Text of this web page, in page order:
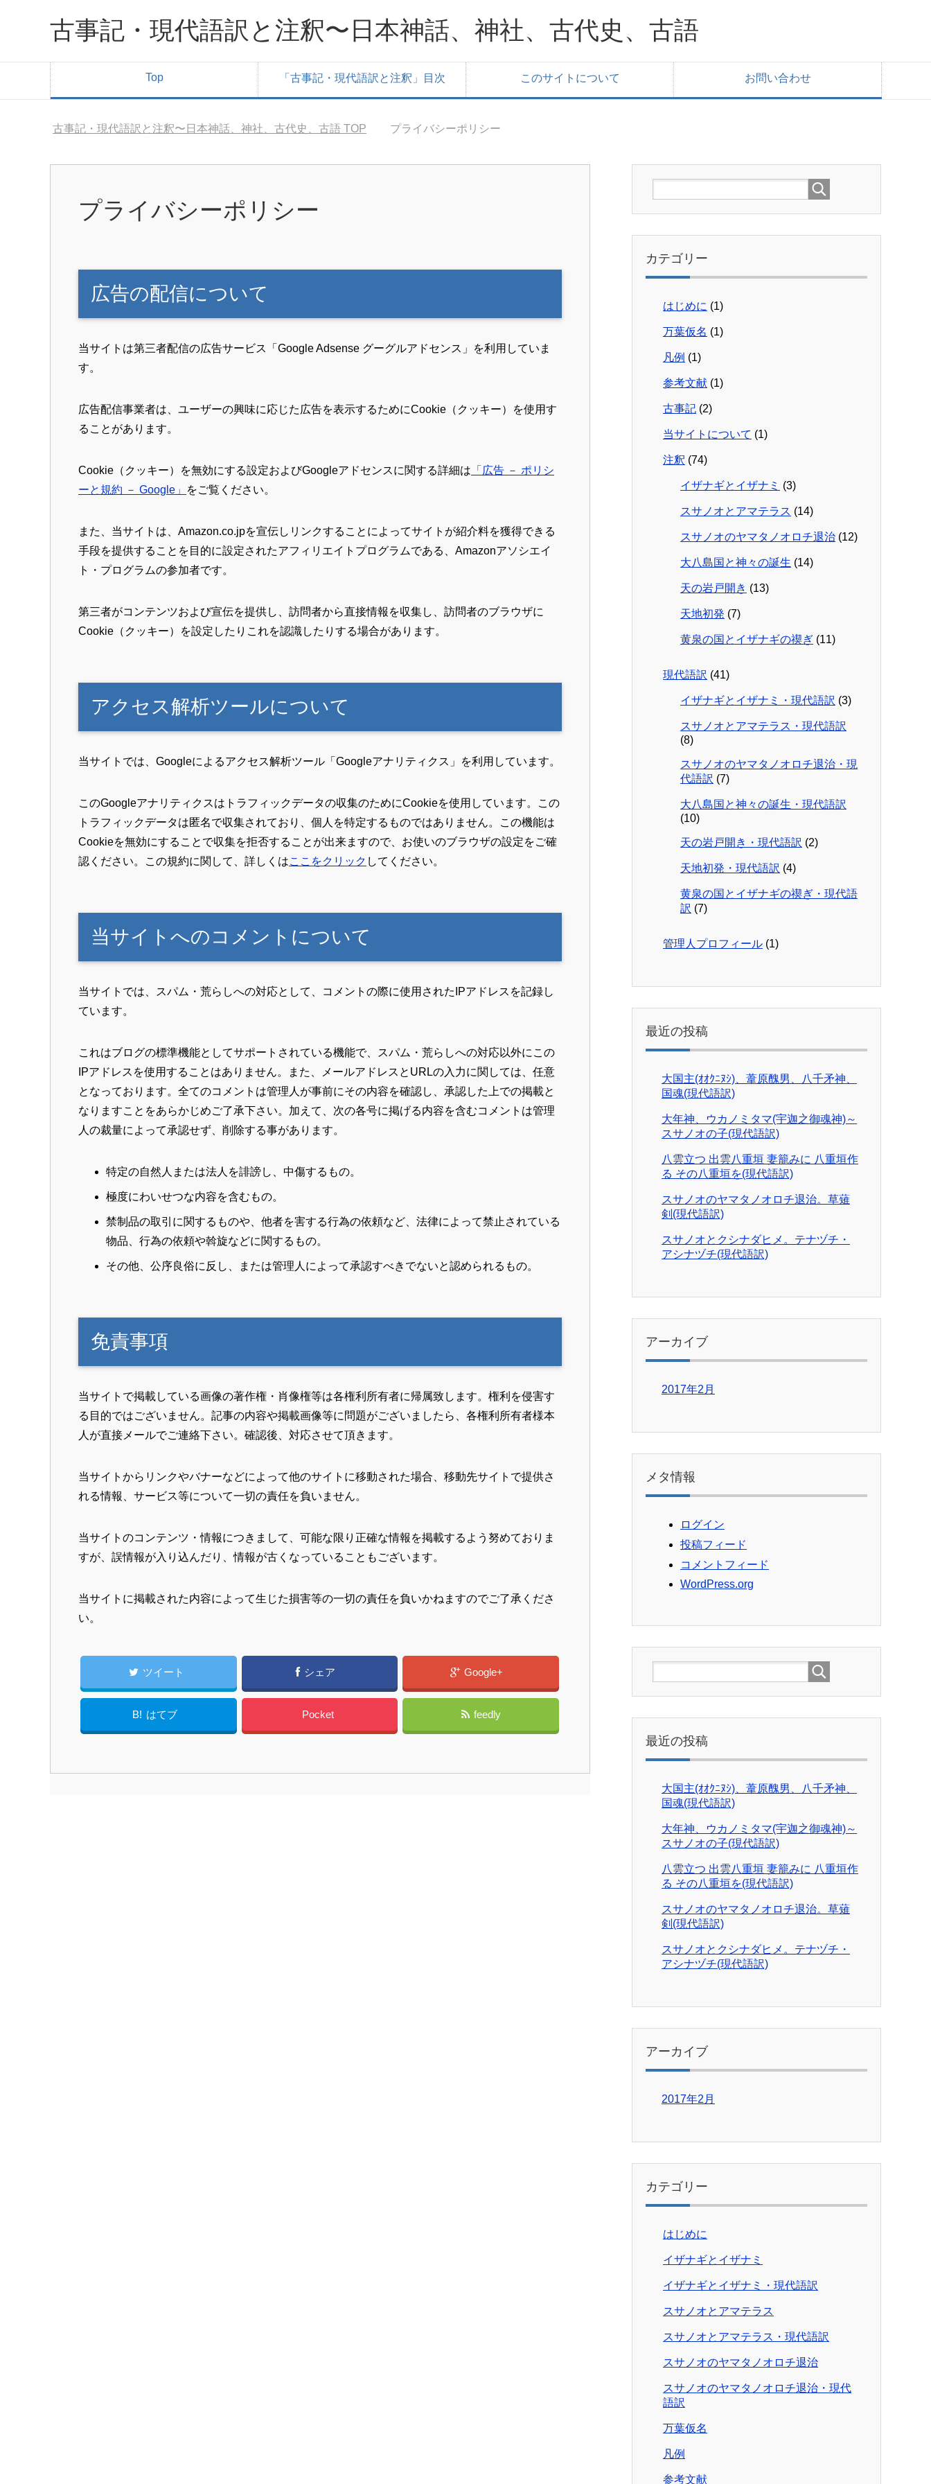
古事記・現代語訳と注釈〜日本神話、神社、古代史、古語
Top 「古事記・現代語訳と注釈」目次 このサイトについて お問い合わせ
古事記・現代語訳と注釈〜日本神話、神社、古代史、古語 TOP プライバシーポリシー
プライバシーポリシー
広告の配信について
当サイトは第三者配信の広告サービス「Google Adsense グーグルアドセンス」を利用していま
す。
広告配信事業者は、ユーザーの興味に応じた広告を表示するためにCookie（クッキー）を使用す
ることがあります。
Cookie（クッキー）を無効にする設定およびGoogleアドセンスに関する詳細は 「広告 － ポリシ
ーと規約 － Google」
をご覧ください。
また、当サイトは、Amazon.co.jpを宣伝しリンクすることによってサイトが紹介料を獲得できる
手段を提供することを目的に設定されたアフィリエイトプログラムである、Amazonアソシエイ
ト・プログラムの参加者です。
第三者がコンテンツおよび宣伝を提供し、訪問者から直接情報を収集し、訪問者のブラウザに
Cookie（クッキー）を設定したりこれを認識したりする場合があります。
アクセス解析ツールについて
当サイトでは、Googleによるアクセス解析ツール「Googleアナリティクス」を利用しています。
このGoogleアナリティクスはトラフィックデータの収集のためにCookieを使用しています。この
トラフィックデータは匿名で収集されており、個人を特定するものではありません。この機能は
Cookieを無効にすることで収集を拒否することが出来ますので、お使いのブラウザの設定をご確
認ください。この規約に関して、詳しくはここをクリック してください。
当サイトへのコメントについて
当サイトでは、スパム・荒らしへの対応として、コメントの際に使用されたIPアドレスを記録し
ています。
これはブログの標準機能としてサポートされている機能で、スパム・荒らしへの対応以外にこの
IPアドレスを使用することはありません。また、メールアドレスとURLの入力に関しては、任意
となっております。全てのコメントは管理人が事前にその内容を確認し、承認した上での掲載と
なりますことをあらかじめご了承下さい。加えて、次の各号に掲げる内容を含むコメントは管理
人の裁量によって承認せず、削除する事があります。
特定の自然人または法人を誹謗し、中傷するもの。
極度にわいせつな内容を含むもの。
禁制品の取引に関するものや、他者を害する行為の依頼など、法律によって禁止されている
物品、行為の依頼や斡旋などに関するもの。
その他、公序良俗に反し、または管理人によって承認すべきでないと認められるもの。
免責事項
当サイトで掲載している画像の著作権・肖像権等は各権利所有者に帰属致します。権利を侵害す
る目的ではございません。記事の内容や掲載画像等に問題がございましたら、各権利所有者様本
人が直接メールでご連絡下さい。確認後、対応させて頂きます。
当サイトからリンクやバナーなどによって他のサイトに移動された場合、移動先サイトで提供さ
れる情報、サービス等について一切の責任を負いません。
当サイトのコンテンツ・情報につきまして、可能な限り正確な情報を掲載するよう努めておりま
すが、誤情報が入り込んだり、情報が古くなっていることもございます。
当サイトに掲載された内容によって生じた損害等の一切の責任を負いかねますのでご了承くださ
い。
ツイート シェア Google+
B! はてブ Pocket feedly
カテゴリー
はじめに (1)
万葉仮名 (1)
凡例 (1)
参考文献 (1)
古事記 (2)
当サイトについて (1)
注釈 (74)
イザナギとイザナミ (3)
スサノオとアマテラス (14)
スサノオのヤマタノオロチ退治 (12)
大八島国と神々の誕生 (14)
天の岩戸開き (13)
天地初発 (7)
黄泉の国とイザナギの禊ぎ (11)
現代語訳 (41)
イザナギとイザナミ・現代語訳 (3)
スサノオとアマテラス・現代語訳
(8)
スサノオのヤマタノオロチ退治・現
代語訳 (7)
大八島国と神々の誕生・現代語訳
(10)
天の岩戸開き・現代語訳 (2)
天地初発・現代語訳 (4)
黄泉の国とイザナギの禊ぎ・現代語
訳 (7)
管理人プロフィール (1)
最近の投稿
大国主(ｵｵｸﾆﾇｼ)、葦原醜男、八千矛神、
国魂(現代語訳)
大年神、ウカノミタマ(宇迦之御魂神)～
スサノオの子(現代語訳)
八雲立つ 出雲八重垣 妻籠みに 八重垣作
る その八重垣を(現代語訳)
スサノオのヤマタノオロチ退治。草薙
剣(現代語訳)
スサノオとクシナダヒメ。テナヅチ・
アシナヅチ(現代語訳)
アーカイブ
2017年2月
メタ情報
ログイン
投稿フィード
コメントフィード
WordPress.org
最近の投稿
大国主(ｵｵｸﾆﾇｼ)、葦原醜男、八千矛神、
国魂(現代語訳)
大年神、ウカノミタマ(宇迦之御魂神)～
スサノオの子(現代語訳)
八雲立つ 出雲八重垣 妻籠みに 八重垣作
る その八重垣を(現代語訳)
スサノオのヤマタノオロチ退治。草薙
剣(現代語訳)
スサノオとクシナダヒメ。テナヅチ・
アシナヅチ(現代語訳)
アーカイブ
2017年2月
カテゴリー
はじめに
イザナギとイザナミ
イザナギとイザナミ・現代語訳
スサノオとアマテラス
スサノオとアマテラス・現代語訳
スサノオのヤマタノオロチ退治
スサノオのヤマタノオロチ退治・現代
語訳
万葉仮名
凡例
参考文献